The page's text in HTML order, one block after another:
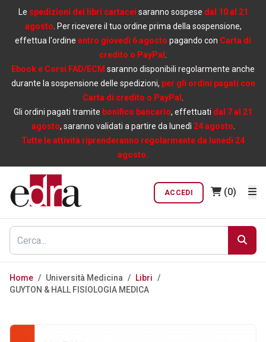
Le spedizioni dei libri cartacei saranno sospese dal 10 al 21
agosto . Per ricevere il tuo ordine prima della sospensione,
effettua l'ordine entro giovedì 6 agosto pagando con Carta di
credito o PayPal
Ebook e Corsi FAD/ECM saranno disponibili regolarmente anche
durante la sospensione delle spedizioni, per gli ordini pagati con
Carta di credito o PayPal
Gli ordini pagati tramite bonifico bancario, effettuati dal 7 al 21
agosto, saranno validati a partire da lunedì 24 agosto
Tutte le attività riprenderanno regolarmente da lunedì 24
agosto.
ACCEDI (0)
Home / Università Medicina / Libri /
GUYTON & HALL FISIOLOGIA MEDICA